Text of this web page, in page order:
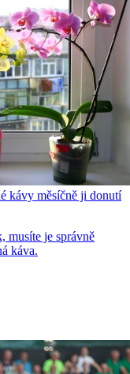
kávy měsíčně ji donutí
musíte je správně
káva.